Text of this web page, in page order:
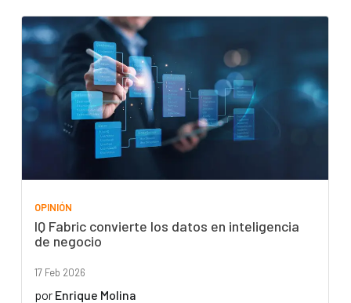
OPINIÓN
IQ Fabric convierte los datos en inteligencia
de negocio
17 Feb 2026
por Enrique Molina